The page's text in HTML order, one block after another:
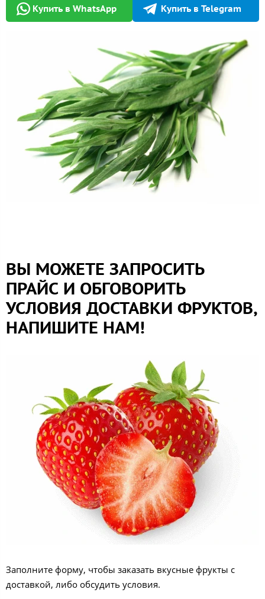
Купить в WhatsApp Купить в Telegram
ВЫ МОЖЕТЕ ЗАПРОСИТЬ
ПРАЙС И ОБГОВОРИТЬ
УСЛОВИЯ ДОСТАВКИ ФРУКТОВ,
НАПИШИТЕ НАМ!
Заполните форму, чтобы заказать вкусные фрукты с
доставкой, либо обсудить условия.